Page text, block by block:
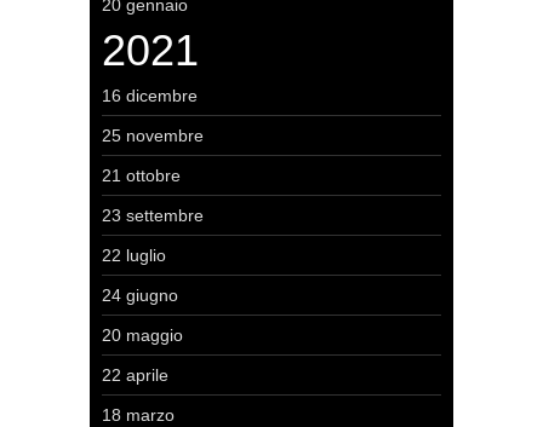
20 gennaio
2021
16 dicembre
25 novembre
21 ottobre
23 settembre
22 luglio
24 giugno
20 maggio
22 aprile
18 marzo